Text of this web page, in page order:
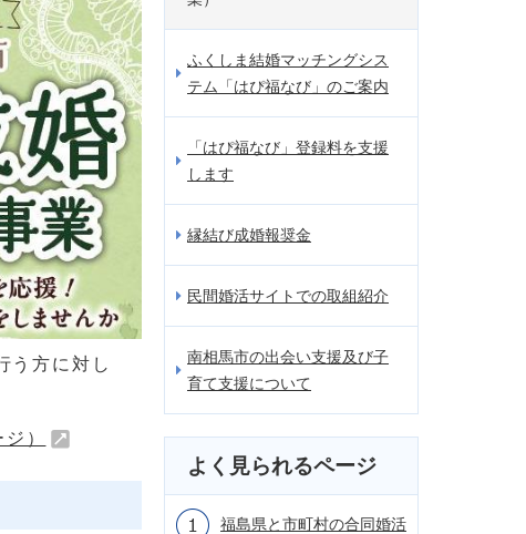
う方に対し
）
ふくしま結婚マッチングシス
テム「はぴ福なび」のご案内
「はぴ福なび」登録料を支援
します
縁結び成婚報奨金
民間婚活サイトでの取組紹介
南相馬市の出会い支援及び子
育て支援について
よく見られるページ
福島県と市町村の合同婚活